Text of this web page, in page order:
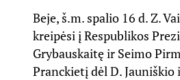
Beje, š.m. spalio 16 d. Z.
kreipėsi į Respublikos
Grybauskaitę ir Seimo
Pranckietį dėl D. Jauniškio